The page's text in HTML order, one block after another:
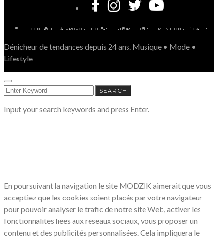
CONTACT À PROPOS ET OURS SHOP JOBS MENTIONS LÉGALES
Dénicheur de tendances depuis 24 ans. Musique • Mode •
Lifestyle
SEARCH
FOR:
SEARCH
Input your search keywords and press Enter.
En poursuivant la navigation le site MODZIK aimerait que vous
acceptiez que les cookies soient placés par votre navigateur
pour pouvoir analyser le trafic de notre site Web, activer les
fonctionnalités liées aux réseaux sociaux, vous proposer un
contenu et des publicités personnalisées. Cela impliquera le